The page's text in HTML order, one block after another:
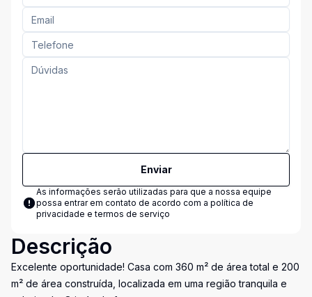
Enviar
As informações serão utilizadas para que a nossa equipe
possa entrar em contato de acordo com a política de
privacidade e termos de serviço
Descrição
Excelente oportunidade! Casa com 360 m² de área total e 200
m² de área construída, localizada em uma região tranquila e